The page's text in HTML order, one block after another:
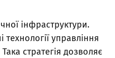
інфраструктури.
управління
стратегія дозволяє